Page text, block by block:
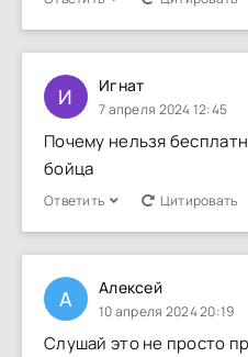
И Игнат
7 апреля 2024 12:45
Почему нельзя
бойца
Ответить Цитировать
А Алексей
10 апреля 2024 20:19
Слушай это не просто